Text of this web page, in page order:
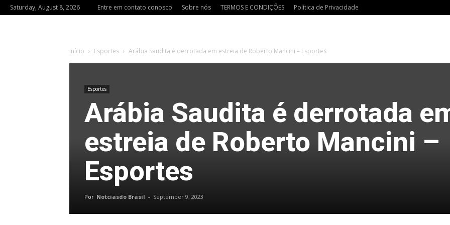
Saturday, August 8, 2026 Entre em contato conosco Sobre nós TERMOS E CONDIÇÕES Política de Privacidade
Início Esportes Arábia Saudita é derrotada em estreia de Roberto Mancini – Esportes
Esportes
Arábia Saudita é derrotada
estreia de Roberto Mancini –
Esportes
Por Notciasdo Brasil - September 9, 2023